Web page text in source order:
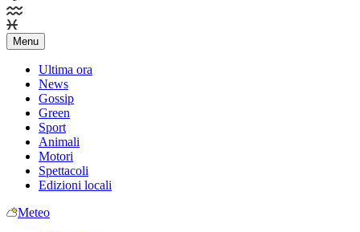
Menu
Ultima ora
News
Gossip
Green
Sport
Animali
Motori
Spettacoli
Edizioni locali
Meteo